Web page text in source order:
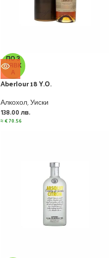
ПО З
АЯВК
А
Aberlour 18 Y.O.
Алкохол,Уиски
138.00 лв.
≈€70.56